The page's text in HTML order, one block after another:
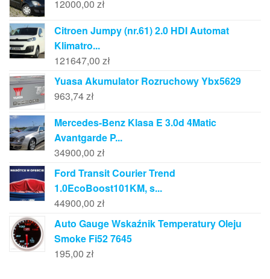
12000,00 zł
Citroen Jumpy (nr.61) 2.0 HDI Automat
Klimatro...
121647,00 zł
Yuasa Akumulator Rozruchowy Ybx5629
963,74zł
Mercedes-Benz Klasa E 3.0d 4Matic
Avantgarde P...
34900,00 zł
Ford Transit Courier Trend
1.0EcoBoost101KM, s...
44900,00 zł
Auto Gauge Wskaźnik Temperatury Oleju
Smoke Fi52 7645
195,00 zł